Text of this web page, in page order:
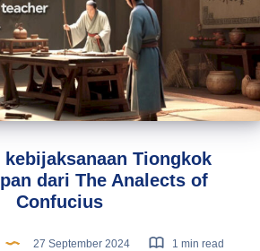
kebijaksanaan Tiongkok
dari The Analects of
Confucius
27 September 2024
1 min read